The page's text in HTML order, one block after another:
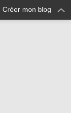
Créer mon blog